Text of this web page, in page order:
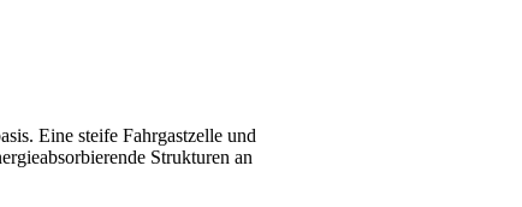
Eine steife Fahrgastzelle und
Strukturen an